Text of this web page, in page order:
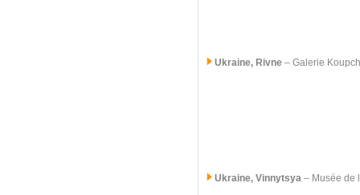
Ukraine, Rivne – Galerie
Ukraine, Vinnytsya – Musée de